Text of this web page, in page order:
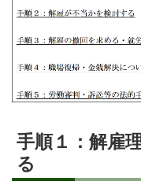
手順１：解雇
る